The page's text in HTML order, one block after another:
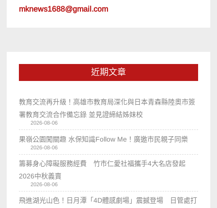
mknews1688@gmail.com
近期文章
教育交流再升級！高雄市教育局深化與日本青森縣陸奧市簽
署教育交流合作備忘錄 並見證締結姊妹校
2026-08-06
果嶺公園闖關趣 水保知識Follow Me！廣邀市民親子同樂
2026-08-06
籌募身心障礙服務經費 竹市仁愛社福攜手4大名店發起
2026中秋義賣
2026-08-06
飛進湖光山色！日月潭「4D體感劇場」震撼登場 日管處打